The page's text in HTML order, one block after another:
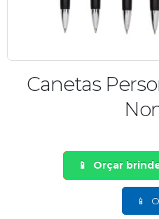
Canetas
Orçar